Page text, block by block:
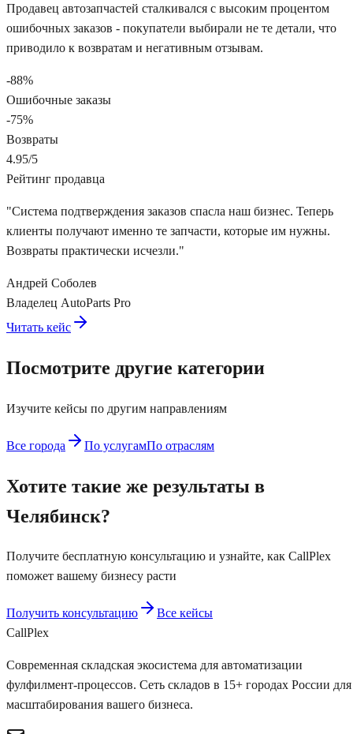
Продавец автозапчастей сталкивался с высоким процентом
ошибочных заказов - покупатели выбирали не те детали, что
приводило к возвратам и негативным отзывам.
-88%
Ошибочные заказы
-75%
Возвраты
4.95/5
Рейтинг продавца
"Система подтверждения заказов спасла наш бизнес. Теперь
клиенты получают именно те запчасти, которые им нужны.
Возвраты практически исчезли."
Андрей Соболев
Владелец AutoParts Pro
Читать кейс
Посмотрите другие категории
Изучите кейсы по другим направлениям
Все города По услугамПо отраслям
Хотите такие же результаты в
Челябинск?
Получите бесплатную консультацию и узнайте, как CallPlex
поможет вашему бизнесу расти
Получить консультацию
Все кейсы
CallPlex
Современная складская экосистема для автоматизации
фулфилмент-процессов. Сеть складов в 15+ городах России для
масштабирования вашего бизнеса.